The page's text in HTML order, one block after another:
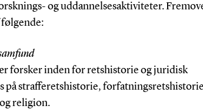
og uddannelsesaktiviteter.
forsker inden for retshistorie og juridisk
på strafferetshistorie, forfatningsretshistorie
religion.